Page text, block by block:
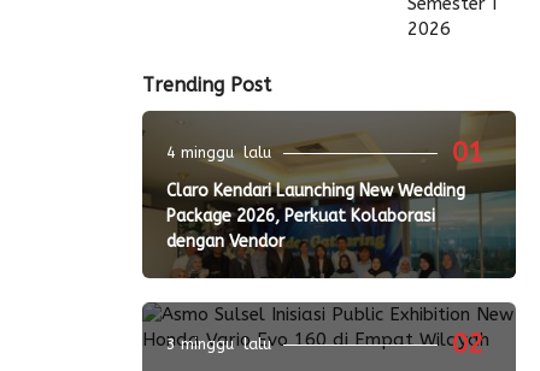
Trending Post
01
4 minggu lalu
Claro Kendari Launching New Wedding
Package 2026, Perkuat Kolaborasi
dengan Vendor
02
3 minggu lalu